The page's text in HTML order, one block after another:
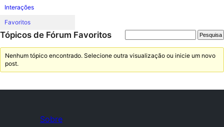
Interações
Favoritos
Tópicos de Fórum Favoritos
Nenhum tópico encontrado. Selecione outra visualização ou inicie um novo
post.
Sobre